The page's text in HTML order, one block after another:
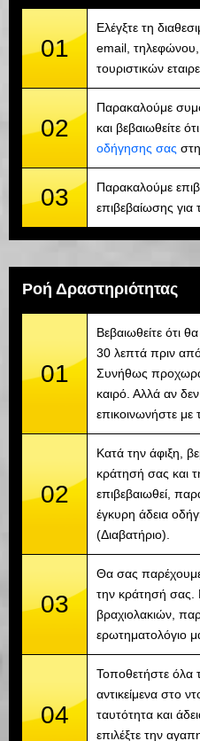
01
Ελέγξτε τη
email, τηλεφώνου,
τουριστικών
02
Παρακαλούμε
και βεβαιωθείτε
οδήγησης σας
03
Παρακαλούμε
επιβεβαίωσης
Ροή Δραστηριότητας
01
Βεβαιωθείτε ότι
30 λεπτά πριν
Συνήθως
καιρό. Αλλά αν
επικοινωνήστε με
02
Κατά την άφιξη,
κράτησή σας και
επιβεβαιωθεί,
έγκυρη άδεια
(Διαβατήριο).
03
Θα σας
την κράτησή
βραχιολακιών,
ερωτηματολόγιο
04
Τοποθετήστε
αντικείμενα στο
ταυτότητα και
επιλέξτε την